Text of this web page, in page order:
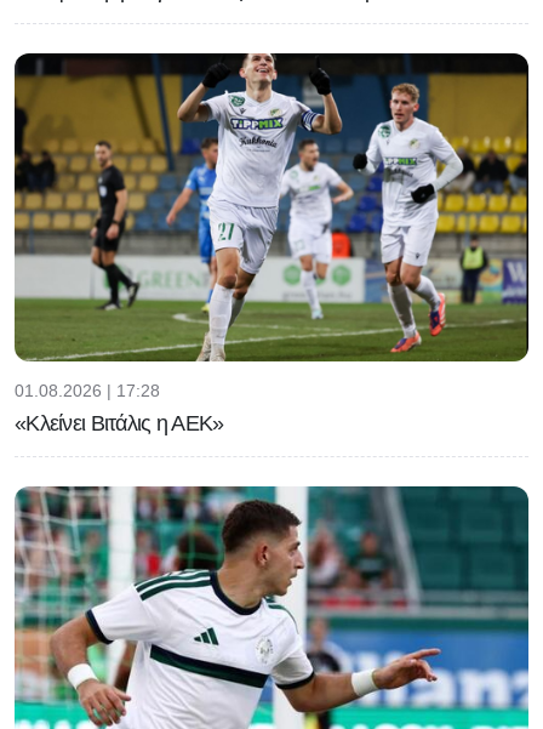
01.08.2026 | 17:28
«Κλείνει Βιτάλις η ΑΕΚ»